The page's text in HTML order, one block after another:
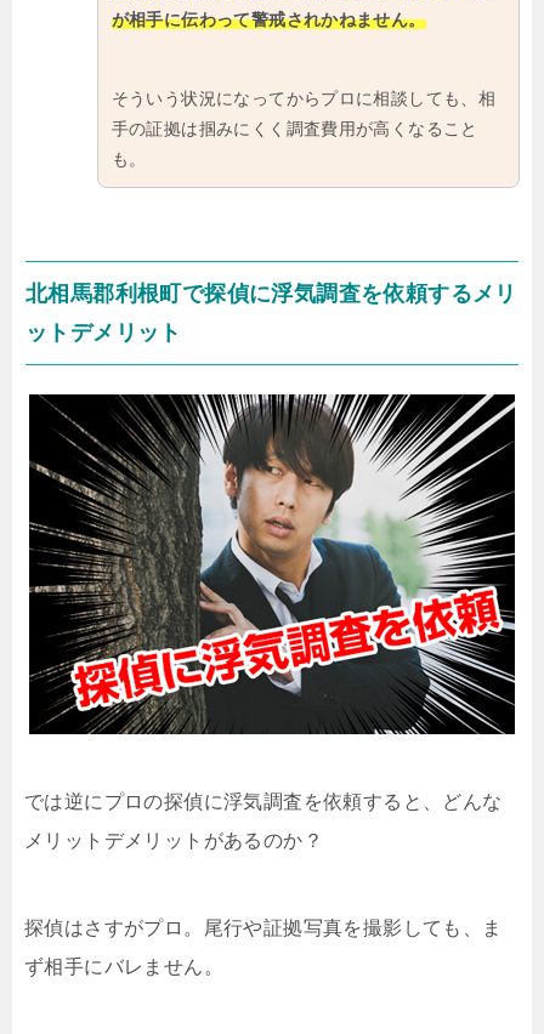
が相手に伝わって警戒されかねません。
そういう状況になってからプロに相談しても、相
手の証拠は掴みにくく調査費用が高くなること
も。
北相馬郡利根町で探偵に浮気調査を依頼するメリ
ットデメリット
では逆にプロの探偵に浮気調査を依頼すると、どんな
メリットデメリットがあるのか？
探偵はさすがプロ。尾行や証拠写真を撮影しても、ま
ず相手にバレません。